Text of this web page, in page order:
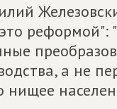
а не
нищее